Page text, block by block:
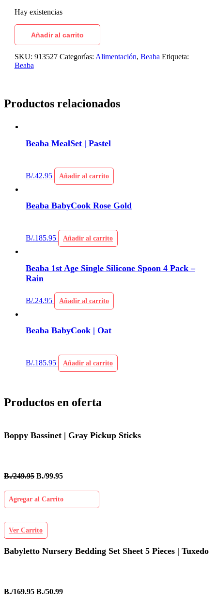
Hay existencias
Añadir al carrito
SKU: 913527 Categorías: Alimentación, Beaba Etiqueta:
Beaba
Productos relacionados
Beaba MealSet | Pastel
B/.42.95 Añadir al carrito
Beaba BabyCook Rose Gold
B/.185.95 Añadir al carrito
Beaba 1st Age Single Silicone Spoon 4 Pack –
Rain
B/.24.95 Añadir al carrito
Beaba BabyCook | Oat
B/.185.95 Añadir al carrito
Productos en oferta
Boppy Bassinet | Gray Pickup Sticks
B./249.95 B./99.95
Agregar al Carrito
Ver Carrito
Babyletto Nursery Bedding Set Sheet 5 Pieces | Tuxedo
B./169.95 B./50.99